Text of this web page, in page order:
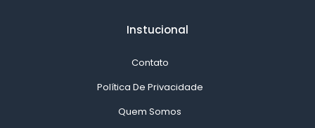
Instucional
Contato
Política De Privacidade
Quem Somos